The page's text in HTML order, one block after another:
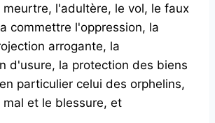
l'adultère, le vol, le faux
commettre l'oppression, la
arrogante, la
d'usure, la protection des biens
particulier celui des orphelins,
et le blessure, et